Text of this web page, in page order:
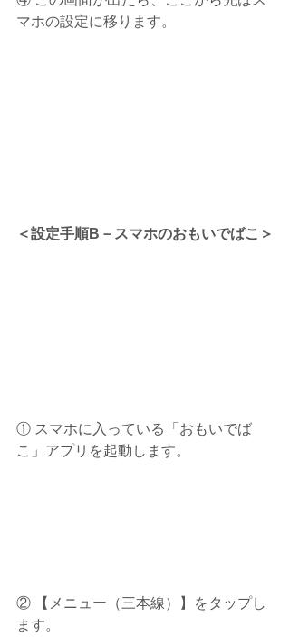
マホの設定に移ります。
＜設定手順B－スマホのおもいでばこ＞
① スマホに入っている「おもいでば
こ」アプリを起動します。
② 【メニュー（三本線）】をタップし
ます。